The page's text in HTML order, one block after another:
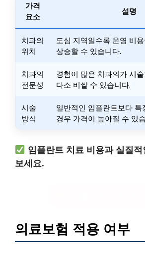
가격
요소
설명
치과의
위치
도심 지역일수록 운영 비
상승할 수 있습니다.
치과의
전문성
경험이 많은 치과의가 시
다소 비쌀 수 있습니다.
시술
방식
일반적인 임플란트보다
경우 가격이 높아질 수 있
임플란트 치료 비용과 실질
보세요.
의료보험 적용 여부